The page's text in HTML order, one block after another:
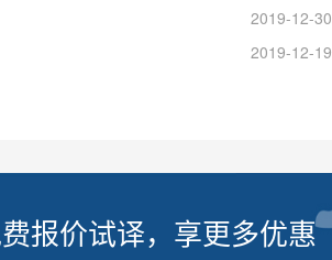
2019-12-30
2019-12-19
报价试译，享更多优惠